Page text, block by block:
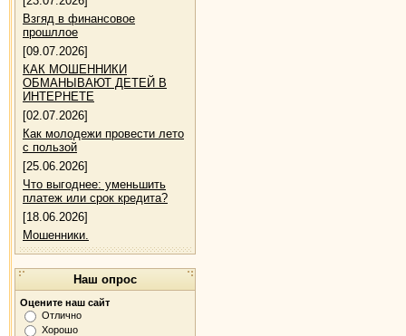
Взгяд в финансовое
прошллое
[09.07.2026]
КАК МОШЕННИКИ
ОБМАНЫВАЮТ ДЕТЕЙ В
ИНТЕРНЕТЕ
[02.07.2026]
Как молодежи провести лето
с пользой
[25.06.2026]
Что выгоднее: уменьшить
платеж или срок кредита?
[18.06.2026]
Мошенники.
Наш опрос
Оцените наш сайт
Отлично
Хорошо